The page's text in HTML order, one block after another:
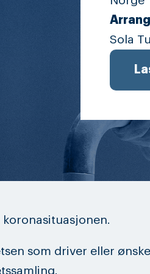
Sola
som driver eller